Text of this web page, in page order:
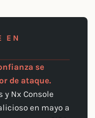
EN
se
de ataque.
y Nx Console
en mayo a